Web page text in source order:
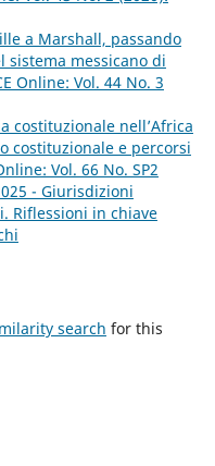
a Marshall, passando
sistema messicano di
Online: Vol. 44 No. 3
costituzionale nell’Africa
costituzionale e percorsi
Vol. 66 No. SP2
- Giurisdizioni
Riflessioni in chiave
search for this